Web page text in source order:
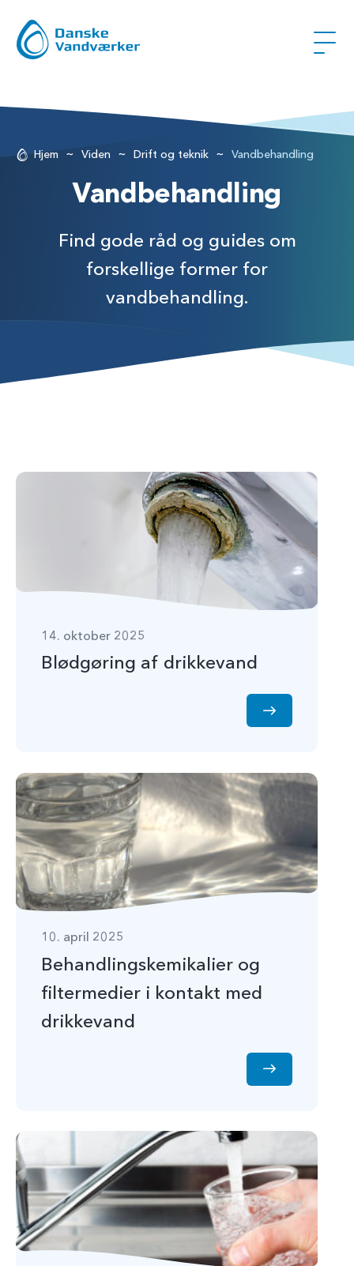
Hjem ~ Viden ~ Drift og teknik ~ Vandbehandling
Vandbehandling
Find gode råd og guides om
forskellige former for
vandbehandling.
14. oktober 2025
Blødgøring af drikkevand
10. april 2025
Behandlingskemikalier og
filtermedier i kontakt med
drikkevand